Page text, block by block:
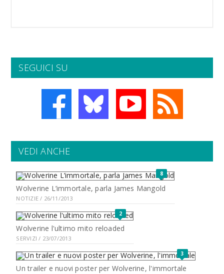
SEGUICI SU
VEDI ANCHE
8
Wolverine L’immortale, parla James Mangold
NOTIZIE / 26/11/2013
2
Wolverine l'ultimo mito reloaded
SERVIZI / 23/07/2013
3
Un trailer e nuovi poster per Wolverine, l'immortale